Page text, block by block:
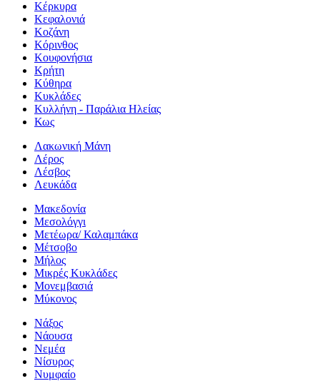
Κέρκυρα
Κεφαλονιά
Κοζάνη
Κόρινθος
Κουφονήσια
Κρήτη
Κύθηρα
Κυκλάδες
Κυλλήνη - Παράλια Ηλείας
Κως
Λακωνική Μάνη
Λέρος
Λέσβος
Λευκάδα
Μακεδονία
Μεσολόγγι
Μετέωρα/ Καλαμπάκα
Μέτσοβο
Μήλος
Μικρές Κυκλάδες
Μονεμβασιά
Μύκονος
Νάξος
Νάουσα
Νεμέα
Νίσυρος
Νυμφαίο